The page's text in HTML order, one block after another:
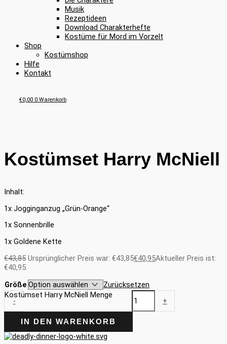
Musik
Rezeptideen
Download Charakterhefte
Kostüme für Mord im Vorzelt
Shop
Kostümshop
Hilfe
Kontakt
€0,00 0 Warenkorb
Kostümset Harry McNiell
Inhalt:
1x Jogginganzug „Grün-Orange“
1x Sonnenbrille
1x Goldene Kette
€43,85 Ursprünglicher Preis war: €43,85€40,95Aktueller Preis ist:
€40,95.
Größe
Zurücksetzen
-
Kostümset Harry McNiell Menge
+
IN DEN WARENKORB